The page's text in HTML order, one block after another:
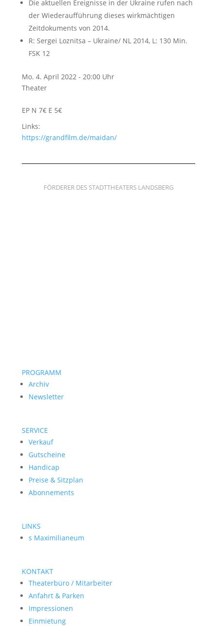
Die aktuellen Ereignisse in der Ukraine rufen nach
der Wiederaufführung dieses wirkmächtigen
Zeitdokuments von 2014.
R: Sergei Loznitsa – Ukraine/ NL 2014, L: 130 Min.
FSK 12
Mo. 4. April 2022 - 20:00 Uhr
Theater
EP N 7€ E 5€
Links:
https://grandfilm.de/maidan/
FÖRDERER DES STADTTHEATERS LANDSBERG
PROGRAMM
Archiv
Newsletter
SERVICE
Verkauf
Gutscheine
Handicap
Preise & Sitzplan
Abonnements
LINKS
s Maximilianeum
KONTAKT
Theaterbüro / Mitarbeiter
Anfahrt & Parken
Impressionen
Einmietung